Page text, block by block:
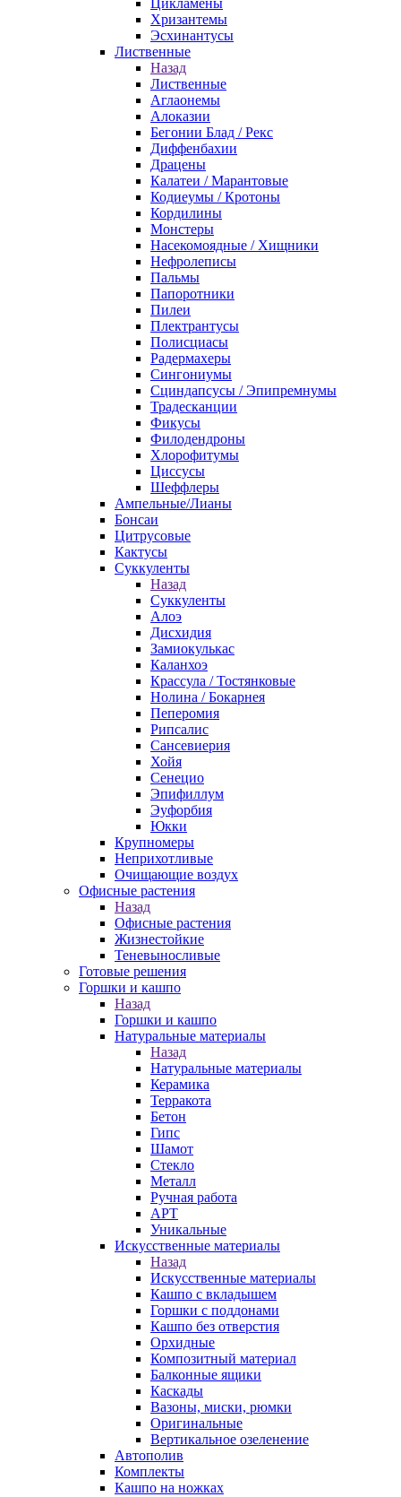
Хризантемы
Эсхинантусы
Лиственные
Назад
Лиственные
Аглаонемы
Алоказии
Бегонии Блад / Рекс
Диффенбахии
Драцены
Калатеи / Марантовые
Кодиеумы / Кротоны
Кордилины
Монстеры
Насекомоядные / Хищники
Нефролеписы
Пальмы
Папоротники
Пилеи
Плектрантусы
Полисциасы
Радермахеры
Сингониумы
Сциндапсусы / Эпипремнумы
Традесканции
Фикусы
Филодендроны
Хлорофитумы
Циссусы
Шеффлеры
Ампельные/Лианы
Бонсаи
Цитрусовые
Кактусы
Суккуленты
Назад
Суккуленты
Алоэ
Дисхидия
Замиокулькас
Каланхоэ
Крассула / Тостянковые
Нолина / Бокарнея
Пеперомия
Рипсалис
Сансевиерия
Хойя
Сенецио
Эпифиллум
Эуфорбия
Юкки
Крупномеры
Неприхотливые
Очищающие воздух
Офисные растения
Назад
Офисные растения
Жизнестойкие
Теневыносливые
Готовые решения
Горшки и кашпо
Назад
Горшки и кашпо
Натуральные материалы
Назад
Натуральные материалы
Керамика
Терракота
Бетон
Гипс
Шамот
Стекло
Металл
Ручная работа
АРТ
Уникальные
Искусственные материалы
Назад
Искусственные материалы
Кашпо с вкладышем
Горшки с поддонами
Кашпо без отверстия
Орхидные
Композитный материал
Балконные ящики
Каскады
Вазоны, миски, рюмки
Оригинальные
Вертикальное озеленение
Автополив
Комплекты
Кашпо на ножках